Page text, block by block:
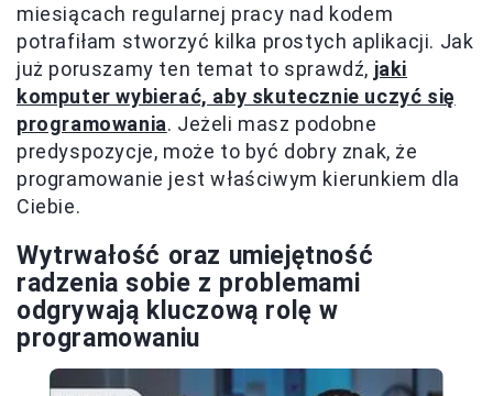
miesiącach regularnej pracy nad kodem
potrafiłam stworzyć kilka prostych aplikacji. Jak
już poruszamy ten temat to sprawdź, jaki
komputer wybierać, aby skutecznie uczyć się
programowania. Jeżeli masz podobne
predyspozycje, może to być dobry znak, że
programowanie jest właściwym kierunkiem dla
Ciebie.
Wytrwałość oraz umiejętność
radzenia sobie z problemami
odgrywają kluczową rolę w
programowaniu